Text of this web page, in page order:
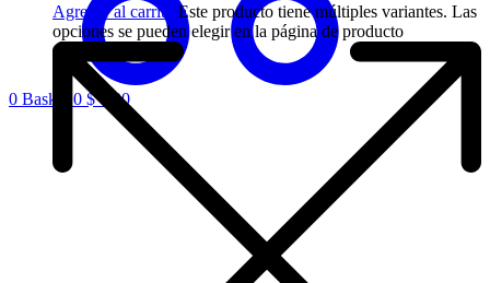
0 Basket 0 $0,00
Agregar al carrito
Este producto tiene múltiples variantes. Las
opciones se pueden elegir en la página de producto